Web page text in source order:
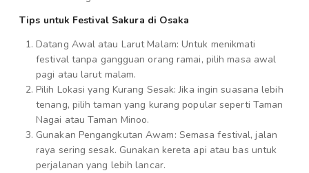
Tips untuk Festival Sakura di Osaka
Datang Awal atau Larut Malam: Untuk menikmati
festival tanpa gangguan orang ramai, pilih masa awal
pagi atau larut malam.
Pilih Lokasi yang Kurang Sesak: Jika ingin suasana lebih
tenang, pilih taman yang kurang popular seperti Taman
Nagai atau Taman Minoo.
Gunakan Pengangkutan Awam: Semasa festival, jalan
raya sering sesak. Gunakan kereta api atau bas untuk
perjalanan yang lebih lancar.